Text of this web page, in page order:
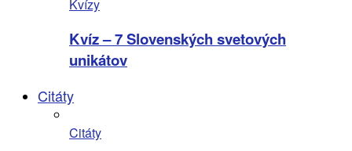
Kvízy
Kvíz – 7 Slovenských svetových
unikátov
Citáty
Citáty